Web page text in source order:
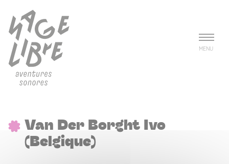
MENU
Van Der Borght Ivo
(Belgique)